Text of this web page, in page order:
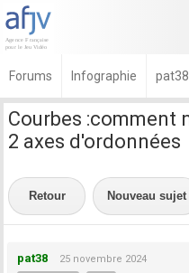
Forums Infographie pat38
Courbes :comment
2 axes d'ordonnées
Retour Nouveau sujet
pat38 25 novembre 2024